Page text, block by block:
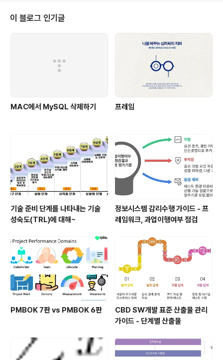
.. 아무래도 사진을 보면 친숙해서 머리속에 더 잘 남을 것 같아 ... 하나 올려봅니
다. ^^; [사진 1] Horst Feis..
이 블로그 인기글
MAC에서 MySQL 삭제하기 프레임
기술 준비 단계를 나타내는 기술
성숙도(TRL)에 대해~
정보시스템 감리수행 가이드 - 프
레임워크, 과업이행여부 점검
PMBOK 7판 vs PMBOK 6판
CBD SW개발 표준 산출물 관리
가이드 - 단계별 산출물